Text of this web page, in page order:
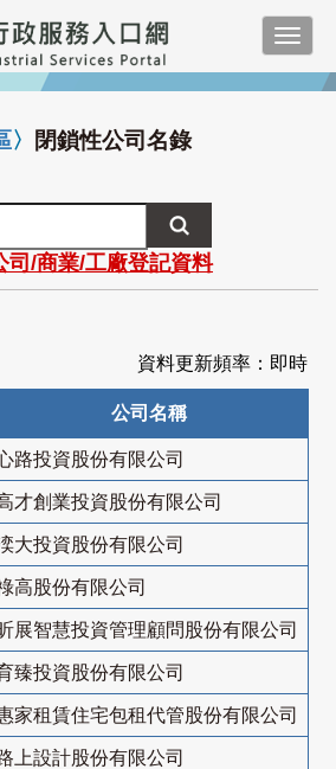
〉 閉鎖性公司名錄
司/商業/工廠登記資料
資料更新頻率：即時
公司名稱
路投資股份有限公司
才創業投資股份有限公司
大投資股份有限公司
高股份有限公司
展智慧投資管理顧問股份有限公司
臻投資股份有限公司
家租賃住宅包租代管股份有限公司
上設計股份有限公司